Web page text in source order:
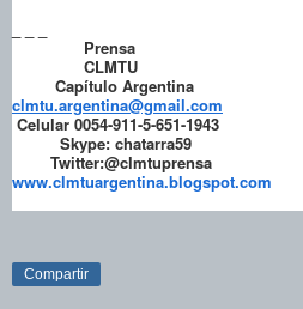
Prensa
CLMTU
Capítulo Argentina
clmtu.argentina@gmail.com
Celular 0054-911-5-651-1943
Skype: chatarra59
Twitter:@clmtuprensa
www.clmtuargentina.blogspot.com
Compartir